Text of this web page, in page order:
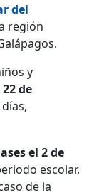
del
región
y
de
el 2 de
escolar,
de la